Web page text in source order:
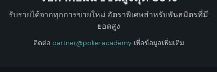
รับรายได้จากทุกการขายใหม่ อัตราพิเศษสำหรับพันธมิตรที่มี
ยอดสูง
ติดต่อ partner@poker.academy เพื่อข้อมูลเพิ่มเติม